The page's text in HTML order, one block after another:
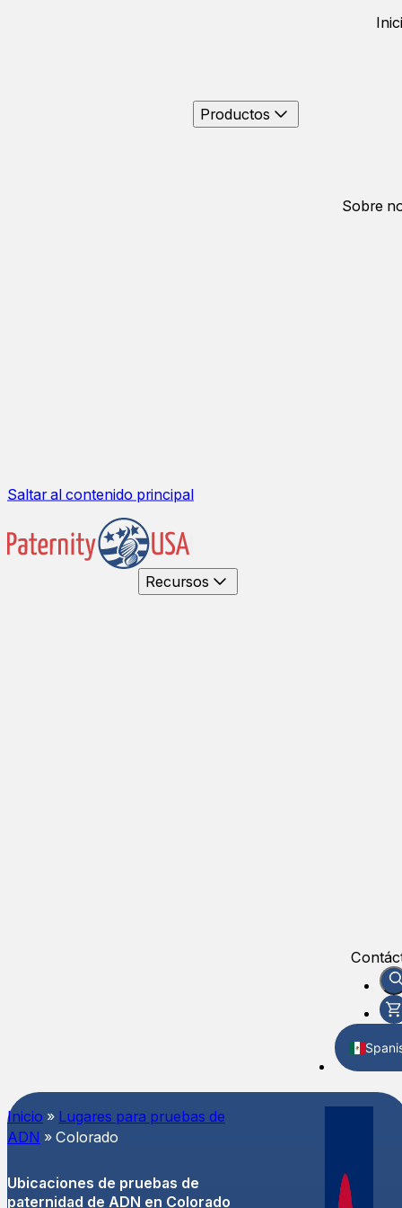
Saltar al contenido principal
Productos
Sobre
Recursos
Inicio » Lugares para pruebas de
ADN » Colorado
Ubicaciones de pruebas de
paternidad de ADN en Colorado